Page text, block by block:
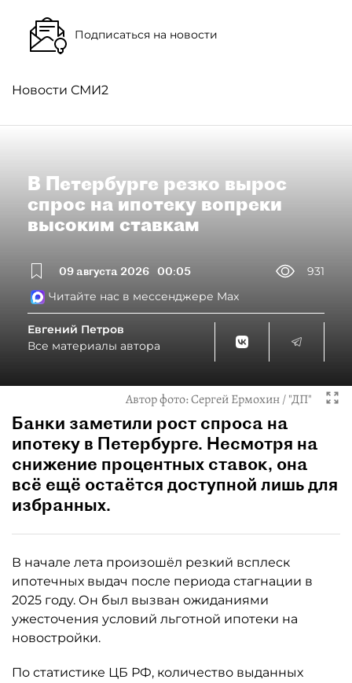
Подписаться на новости
Новости СМИ2
В Петербурге резко вырос
спрос на ипотеку вопреки
высоким ставкам
09 августа 2026 00:05
931
Читайте нас в мессенджере Max
Евгений Петров
Все материалы автора
Автор фото:Сергей Ермохин / "ДП"
Банки заметили рост спроса на
ипотеку в Петербурге. Несмотря на
снижение процентных ставок, она
всё ещё остаётся доступной лишь для
избранных.
В начале лета произошёл резкий всплеск
ипотечных выдач после периода стагнации в
2025 году. Он был вызван ожиданиями
ужесточения условий льготной ипотеки на
новостройки.
По статистике ЦБ РФ, количество выданных